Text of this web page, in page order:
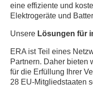
eine effiziente und
Elektrogeräte und
Unsere Lösungen für
ERA ist Teil eines
Partnern. Daher bieten
für die Erfüllung Ihrer
28 EU-Mitgliedstaaten